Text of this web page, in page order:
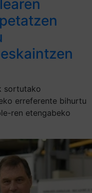
sortutako
erreferente bihurtu
ren etengabeko